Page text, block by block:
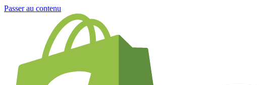
Passer au contenu